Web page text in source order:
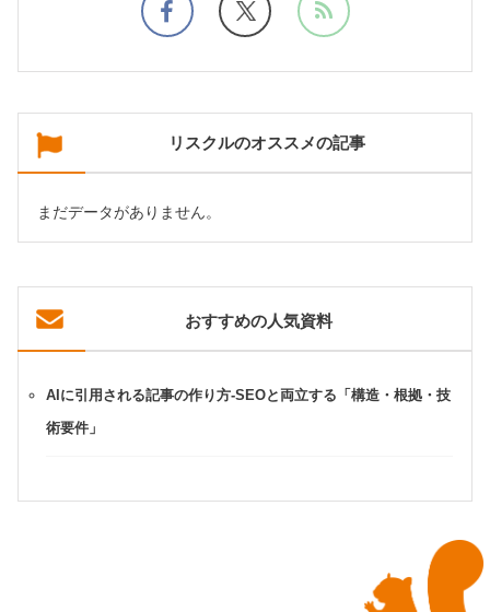
リスクルのオススメの記事
まだデータがありません。
おすすめの人気資料
AIに引用される記事の作り方-SEOと両立する「構造・根拠・技
術要件」